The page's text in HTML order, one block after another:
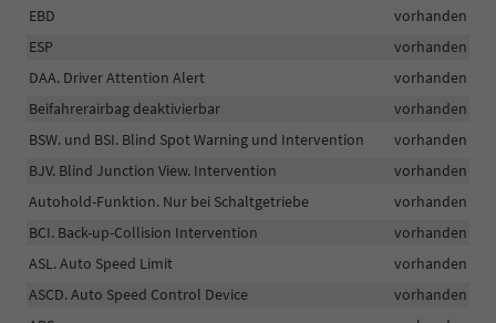
EBD
vorhanden
ESP
vorhanden
DAA. Driver Attention Alert
vorhanden
Beifahrerairbag deaktivierbar
vorhanden
BSW. und BSI. Blind Spot Warning und Intervention
vorhanden
BJV. Blind Junction View. Intervention
vorhanden
Autohold-Funktion. Nur bei Schaltgetriebe
vorhanden
BCI. Back-up-Collision Intervention
vorhanden
ASL. Auto Speed Limit
vorhanden
ASCD. Auto Speed Control Device
vorhanden